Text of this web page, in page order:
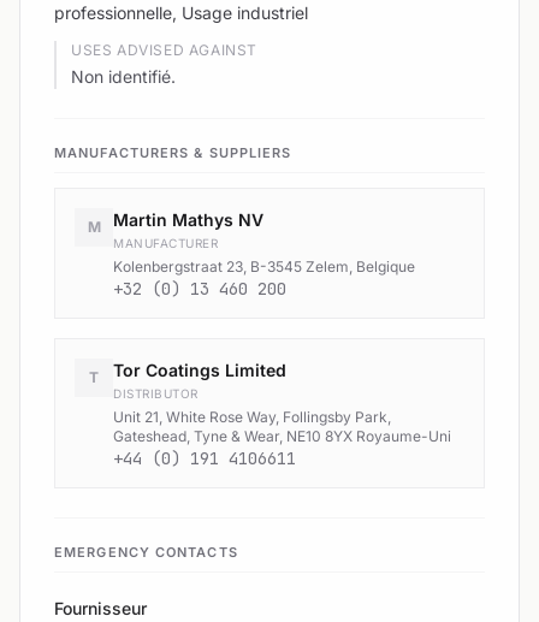
professionnelle, Usage industriel
USES ADVISED AGAINST
Non identifié.
MANUFACTURERS & SUPPLIERS
M Martin Mathys NV
MANUFACTURER
Kolenbergstraat 23, B-3545 Zelem, Belgique
+32 (0) 13 460 200
T Tor Coatings Limited
DISTRIBUTOR
Unit 21, White Rose Way, Follingsby Park,
Gateshead, Tyne & Wear, NE10 8YX Royaume-Uni
+44 (0) 191 4106611
EMERGENCY CONTACTS
Fournisseur